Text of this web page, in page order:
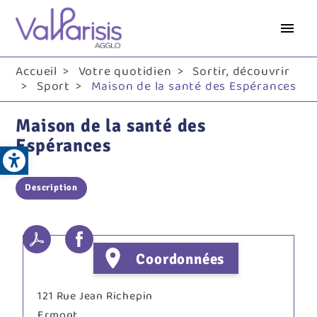
Open toolbar
Accueil Votre quotidien Sortir, découvrir
Sport Maison de la santé des Espérances
Maison de la santé des
Espérances
Description
Coordonnées
121 Rue Jean Richepin